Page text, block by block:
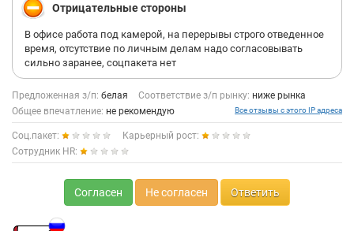
Отрицательные стороны
В офисе работа под камерой, на перерывы строго отведенное
время, отсутствие по личным делам надо согласовывать
сильно заранее, соцпакета нет
Предложенная з/п: белая Соответствие з/п рынку: ниже рынка
Общее впечатление: не рекомендую Все отзывы с этого IP адреса
Соц.пакет:
Карьерный рост:
Сотрудник HR:
Согласен Не согласен Ответить